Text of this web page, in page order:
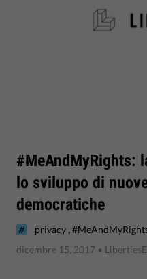
#MeAndMyRights:
lo sviluppo di
democratiche
privacy ,
dicembre 15, 2017 •